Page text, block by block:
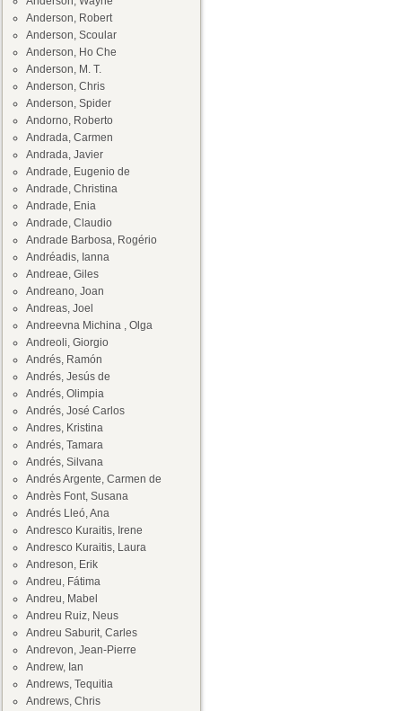
Anderson, Robert
Anderson, Scoular
Anderson, Ho Che
Anderson, M. T.
Anderson, Chris
Anderson, Spider
Andorno, Roberto
Andrada, Carmen
Andrada, Javier
Andrade, Eugenio de
Andrade, Christina
Andrade, Enia
Andrade, Claudio
Andrade Barbosa, Rogério
Andréadis, Ianna
Andreae, Giles
Andreano, Joan
Andreas, Joel
Andreevna Michina , Olga
Andreoli, Giorgio
Andrés, Ramón
Andrés, Jesús de
Andrés, Olimpia
Andrés, José Carlos
Andres, Kristina
Andrés, Tamara
Andrés, Silvana
Andrés Argente, Carmen de
Andrès Font, Susana
Andrés Lleó, Ana
Andresco Kuraitis, Irene
Andresco Kuraitis, Laura
Andreson, Erik
Andreu, Fátima
Andreu, Mabel
Andreu Ruiz, Neus
Andreu Saburit, Carles
Andrevon, Jean-Pierre
Andrew, Ian
Andrews, Tequitia
Andrews, Chris